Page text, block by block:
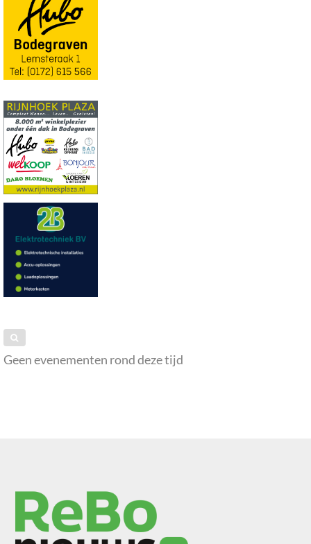
Geen evenementen rond deze tijd